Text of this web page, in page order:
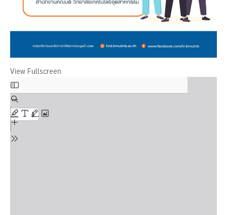
View Fullscreen